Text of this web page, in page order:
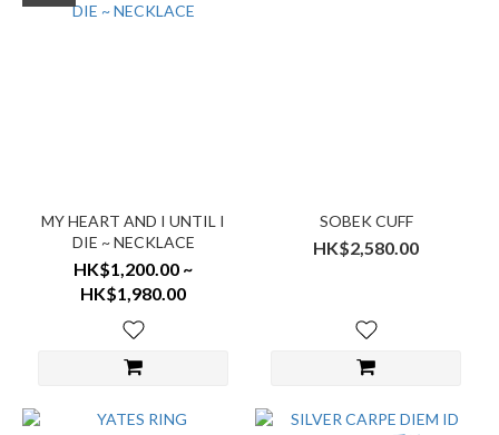
MY HEART AND I UNTIL I
DIE ~ NECKLACE
HK$1,200.00 ~
HK$1,980.00
SOBEK CUFF
HK$2,580.00